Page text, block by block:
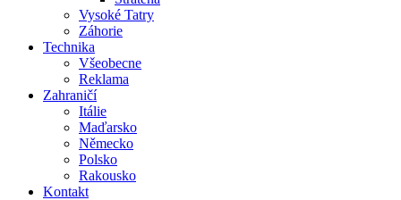
Vysoké Tatry
Záhorie
Technika
Všeobecne
Reklama
Zahraničí
Itálie
Maďarsko
Německo
Polsko
Rakousko
Kontakt